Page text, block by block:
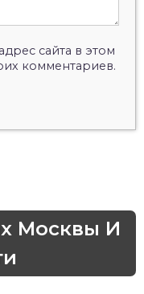
сайта в этом
комментариев.
Москвы И